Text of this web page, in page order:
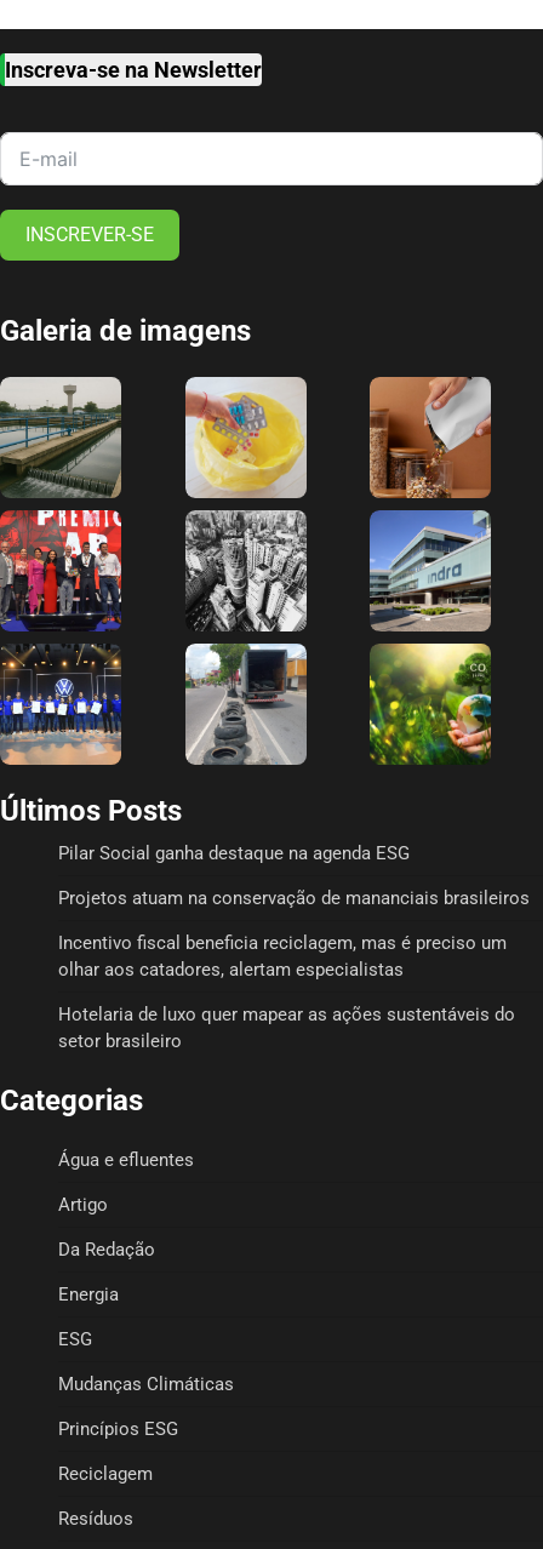
Inscreva-se na Newsletter
INSCREVER-SE
Galeria de imagens
Últimos Posts
Pilar Social ganha destaque na agenda ESG
Projetos atuam na conservação de mananciais brasileiros
Incentivo fiscal beneficia reciclagem, mas é preciso um
olhar aos catadores, alertam especialistas
Hotelaria de luxo quer mapear as ações sustentáveis do
setor brasileiro
Categorias
Água e efluentes
Artigo
Da Redação
Energia
ESG
Mudanças Climáticas
Princípios ESG
Reciclagem
Resíduos